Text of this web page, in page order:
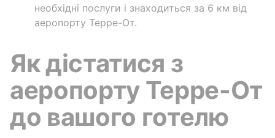
необхідні послуги і знаходиться за 6 км від
аеропорту Терре-От.
Як дістатися з
аеропорту Терре-От
до вашого готелю